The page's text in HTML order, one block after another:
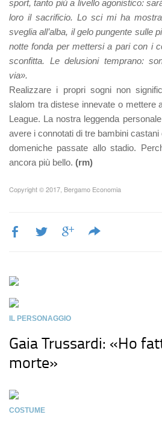
sport, tanto più a livello agonistico:
loro il sacrificio. Lo sci mi ha
sveglia all’alba, il gelo pungente sulle
notte fonda per mettersi a pari con i
sconfitta. Le delusioni temprano:
via».
Realizzare i propri sogni non
slalom tra distese innevate o mettere
League. La nostra leggenda
avere i connotati di tre bambini
domeniche passate allo stadio.
ancora più bello. (rm)
Copyright © 2017, Bergamo Economia
IL PERSONAGGIO
Gaia Trussardi: «Ho
morte»
COSTUME